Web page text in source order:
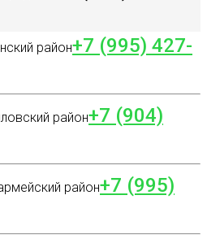
район+7 (995) 427-
район+7 (904)
район+7 (995)